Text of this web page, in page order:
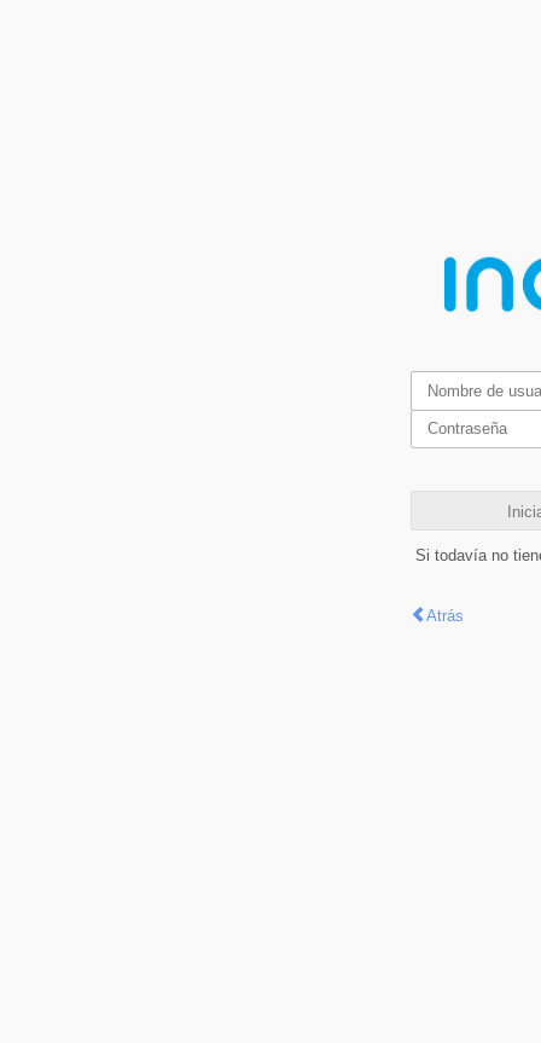
Si todavía no
Atrás